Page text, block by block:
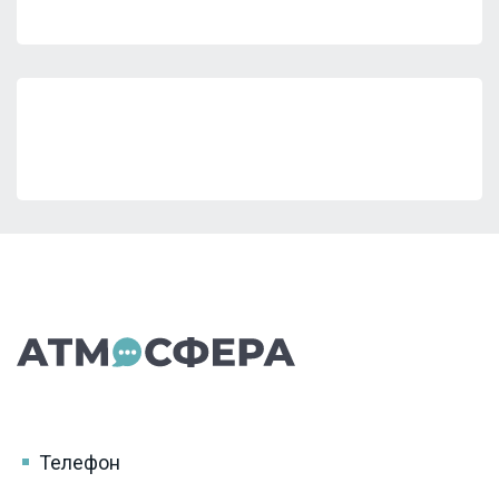
Телефон